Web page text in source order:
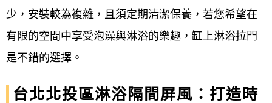
少，安裝較為複雜，且須定期清潔保養，若您希望在
有限的空間中享受泡澡與淋浴的樂趣，缸上淋浴拉門
是不錯的選擇。
台北北投區淋浴隔間屏風：打造時